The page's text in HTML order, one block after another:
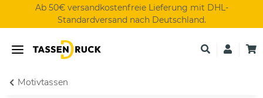
Ab 50€ versandkostenfreie Lieferung mit DHL-
Standardversand nach Deutschland.
Motivtassen